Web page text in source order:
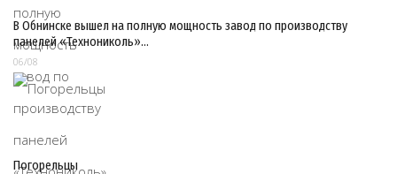
В Обнинске вышел на полную мощность завод по производству
панелей «Технониколь»…
06/08
Погорельцы